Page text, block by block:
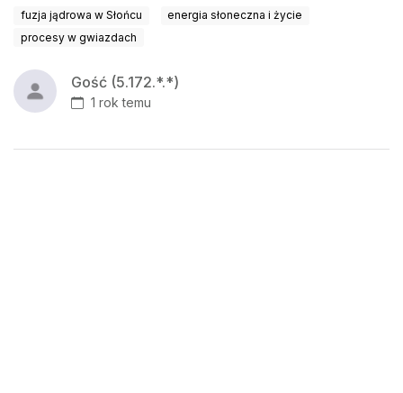
fuzja jądrowa w Słońcu
energia słoneczna i życie
procesy w gwiazdach
Gość (5.172.*.*)
1 rok temu